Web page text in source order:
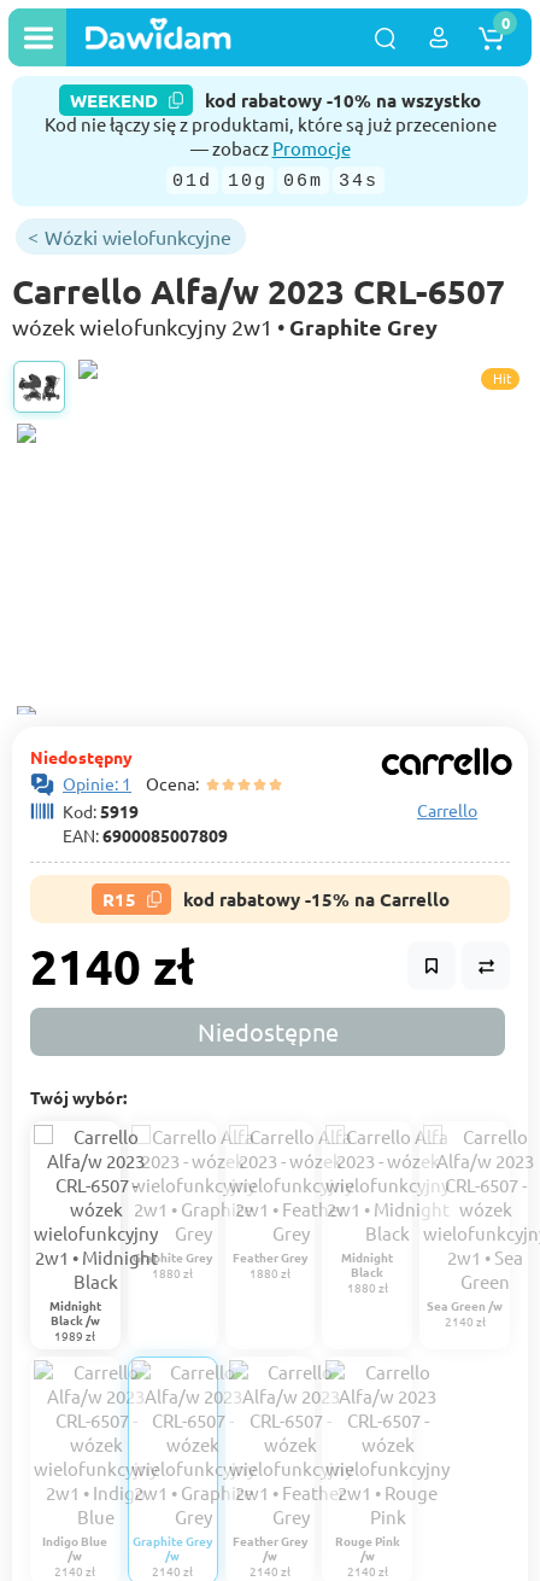
WEEKEND kod rabatowy -10% na wszystko
Kod nie łączy się z produktami, które są już przecenione
— zobacz Promocje
01d 10g 06m 33s
0
Wózki wielofunkcyjne
Carrello Alfa/w 2023 CRL-6507
wózek wielofunkcyjny 2w1 • Graphite Grey
Hit
Niedostępny
Opinie: 1
Ocena:
Kod:5919
EAN:6900085007809
Carrello
R15 kod rabatowy -15% na Carrello
2140 zł
Niedostępne
Twój wybór:
Graphite Grey
1880 zł
Feather Grey
1880 zł
Midnight
Black
1880 zł
Midnight
Black /w
1989 zł
Sea Green /w
2140 zł
Indigo Blue
/w
2140 zł
Graphite Grey
/w
2140 zł
Feather Grey
/w
2140 zł
Rouge Pink
/w
2140 zł